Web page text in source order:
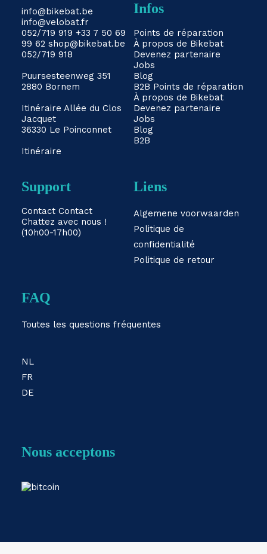
info@bikebat.be
info@velobat.fr
052/719 919 +33 7 50 69
99 62 shop@bikebat.be
052/719 918
Puursesteenweg 351
2880 Bornem
Itinéraire Allée du Clos
Jacquet
36330 Le Poinconnet
Itinéraire
Infos
Points de réparation
À propos de Bikebat
Devenez partenaire
Jobs
Blog
B2B Points de réparation
À propos de Bikebat
Devenez partenaire
Jobs
Blog
B2B
Support
Contact Contact
Chattez avec nous !
(10h00-17h00)
Liens
Algemene voorwaarden
Politique de
confidentialité
Politique de retour
FAQ
Toutes les questions fréquentes
NL
FR
DE
Nous acceptons